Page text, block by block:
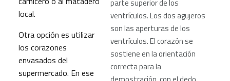
parte superior de los
ventrículos. Los dos agujeros
son las aperturas de los
ventrículos. El corazón se
sostiene en la orientación
correcta para la
local.
Otra opción es utilizar
los corazones
envasados del
supermercado. En ese